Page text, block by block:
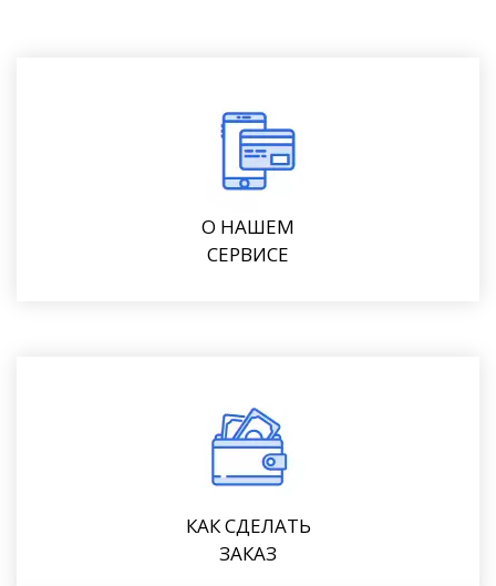
О НАШЕМ
СЕРВИСЕ
КАК СДЕЛАТЬ
ЗАКАЗ